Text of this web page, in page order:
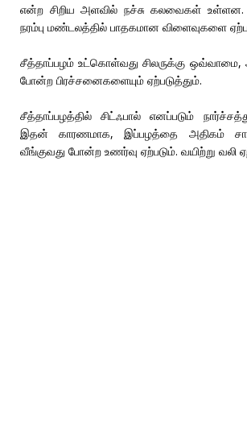
என்ற சிறிய அளவில் நச்சு கலவைகள் உள்ளன.
நரம்பு மண்டலத்தில் பாதகமான விளைவுகளை
சீத்தாப்பழம் உட்கொள்வது சிலருக்கு ஒவ்வாமை,
போன்ற பிரச்சனைகளையும் ஏற்படுத்தும்.
சீத்தாப்பழத்தில் சிட்ஃபால் எனப்படும்
இதன் காரணமாக, இப்பழத்தை அதிகம்
வீங்குவது போன்ற உணர்வு ஏற்படும். வயிற்று வலி